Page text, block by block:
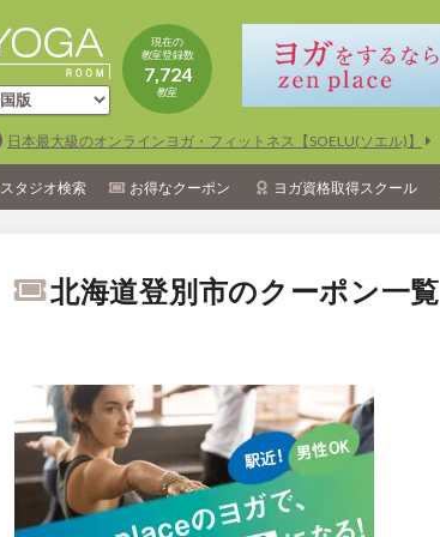
現在の
教室登録数
7,724
教室
日本最大級のオンラインヨガ・フィットネス【SOELU(ソエル)】
スタジオ検索 お得なクーポン ヨガ資格取得スクール
北海道登別市のクーポン一覧